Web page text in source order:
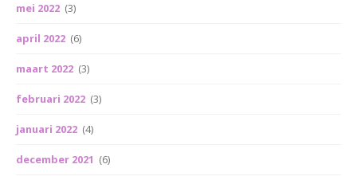
mei 2022 (3)
april 2022 (6)
maart 2022 (3)
februari 2022 (3)
januari 2022 (4)
december 2021 (6)